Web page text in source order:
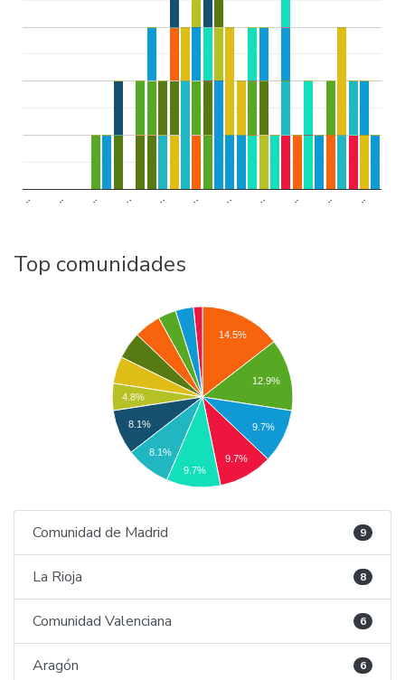
.. .. .. .. .. .. .. .. .. .. ..
Top comunidades
14.5%
12.9%
9.7%
9.7%
4.8%
8.1%
8.1%
9.7%
Comunidad de Madrid 9
La Rioja 8
Comunidad Valenciana 6
Aragón 6